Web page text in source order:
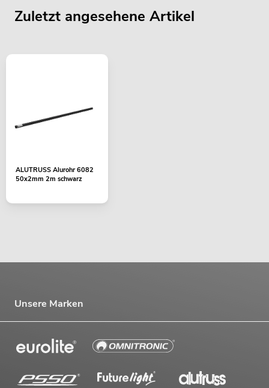
Zuletzt angesehene Artikel
ALUTRUSS Alurohr 6082
50x2mm 2m schwarz
Unsere Marken